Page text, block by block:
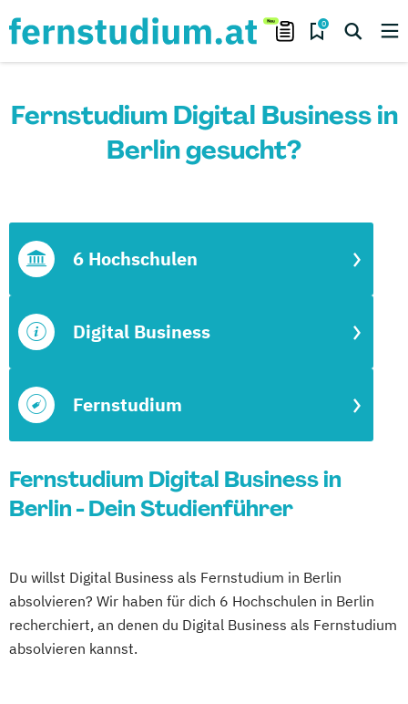
0
Fernstudium Digital Business in
Berlin gesucht?
Fernstudium
Digital Business
6 Hochschulen
Fernstudium Digital Business in
Berlin - Dein Studienführer
Du willst Digital Business als Fernstudium in Berlin
absolvieren? Wir haben für dich 6 Hochschulen in Berlin
recherchiert, an denen du Digital Business als Fernstudium
absolvieren kannst.